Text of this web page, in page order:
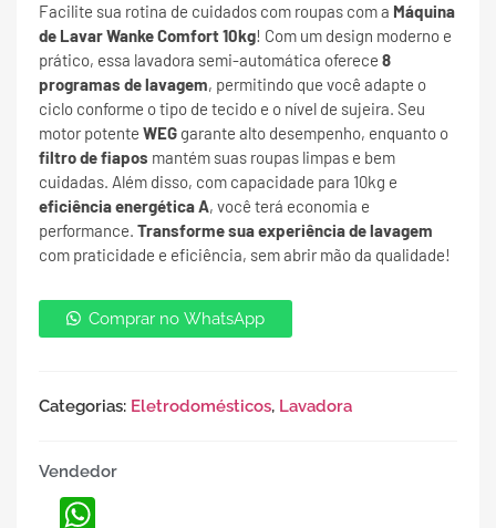
Facilite sua rotina de cuidados com roupas com a Máquina
de Lavar Wanke Comfort 10kg! Com um design moderno e
prático, essa lavadora semi-automática oferece 8
programas de lavagem, permitindo que você adapte o
ciclo conforme o tipo de tecido e o nível de sujeira. Seu
motor potente WEG garante alto desempenho, enquanto o
filtro de fiapos mantém suas roupas limpas e bem
cuidadas. Além disso, com capacidade para 10kg e
eficiência energética A, você terá economia e
performance. Transforme sua experiência de lavagem
com praticidade e eficiência, sem abrir mão da qualidade!
Comprar no WhatsApp
Categorias: Eletrodomésticos, Lavadora
Vendedor